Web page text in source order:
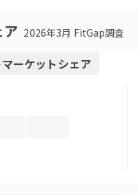
2026年3月 FitGap調査
マーケットシェア